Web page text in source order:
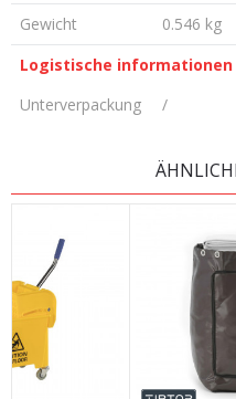
Gewicht
0.546 kg
Logistische informationen
Unterverpackung
/
E-Mail
Nachricht